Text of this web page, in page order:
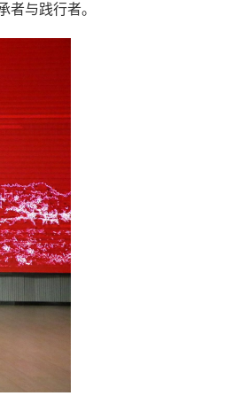
与践行者。